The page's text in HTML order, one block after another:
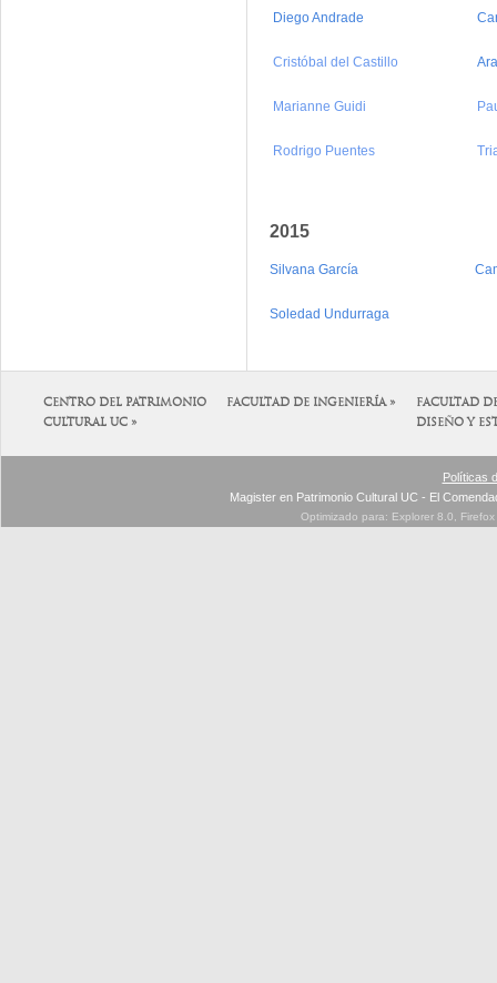
Diego Andrade
Cristóbal del Castillo
Marianne Guidi
Rodrigo Puentes
2015
Silvana García
Soledad Undurraga
CENTRO DEL PATRIMONIO
CULTURAL UC »
FACULTAD DE INGENIERÍA »
FACULTAD
DISEÑO Y
Políticas
Magister en Patrimonio Cultural UC - El
Optimizado para: Explorer 8.0,